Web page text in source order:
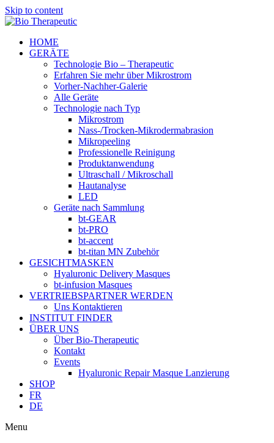
Skip to content
HOME
GERÄTE
Technologie Bio – Therapeutic
Erfahren Sie mehr über Mikrostrom
Vorher-Nachher-Galerie
Alle Geräte
Technologie nach Typ
Mikrostrom
Nass-/Trocken-Mikrodermabrasion
Mikropeeling
Professionelle Reinigung
Produktanwendung
Ultraschall / Mikroschall
Hautanalyse
LED
Geräte nach Sammlung
bt-GEAR
bt-PRO
bt-accent
bt-titan MN Zubehör
GESICHTMASKEN
Hyaluronic Delivery Masques
bt-infusion Masques
VERTRIEBSPARTNER WERDEN
Uns Kontaktieren
INSTITUT FINDER
ÜBER UNS
Über Bio-Therapeutic
Kontakt
Events
Hyaluronic Repair Masque Lanzierung
SHOP
FR
DE
Menu